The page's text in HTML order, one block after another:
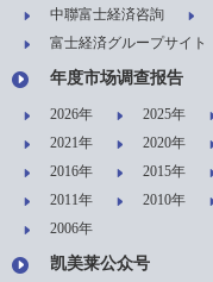
中聯富士経済咨詢
富士経済グループサイト
年度市场调查报告
2026年 2025年
2021年
2020年
2016年
2015年
2011年
2010年
2006年
凯美莱公众号